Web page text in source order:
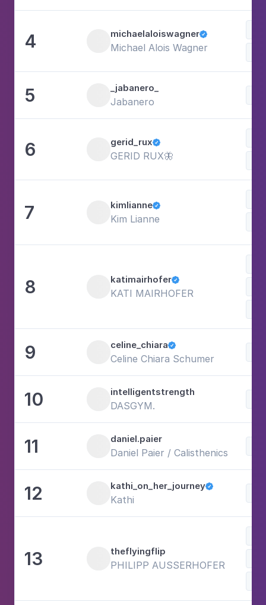
4 michaelaloiswagner
Michael Alois Wagner
5 _jabanero_
Jabanero
6 gerid_rux
GERID RUX🦋
7 kimlianne
Kim Lianne
8 katimairhofer
KATI MAIRHOFER
9 celine_chiara
Celine Chiara Schumer
10 intelligentstrength
DASGYM.
11 daniel.paier
Daniel Paier / Calisthenics
12 kathi_on_her_journey
Kathi
13 theflyingflip
PHILIPP AUSSERHOFER